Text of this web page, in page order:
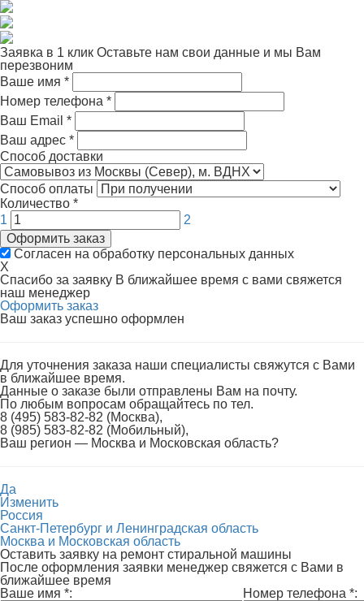
Заявка в 1 клик Оставьте нам свои данные и мы Вам
перезвоним
Ваше имя *
Номер телефона *
Ваш Email *
Ваш адрес *
Способ доставки
Способ оплаты
Количество *
1
2
Оформить заказ
Согласен на обработку персональных данных
X
Спасибо за заявку В ближайшее время с вами свяжется
наш менеджер
Оформить заказ
Ваш заказ успешно оформлен
Для уточнения заказа наши специалисты свяжутся с Вами
в ближайшее время.
Данные о заказе были отправлены Вам на почту.
По любым вопросам обращайтесь по тел.
8 (495) 583-82-82 (Москва),
8 (985) 583-82-82 (Мобильный),
Ваш регион — Москва и Московская область?
Да
Изменить
Россия
Санкт-Петербург и Ленинградская область
Москва и Московская область
Оставить заявку на ремонт стиральной машины
После оформления заявки менеджер свяжется с Вами в
ближайшее время
Ваше имя *: Номер телефона *: